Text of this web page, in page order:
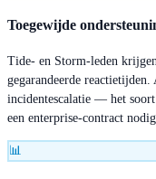
Toegewijde
Tide- en Storm-leden
gegarandeerde
incidentescalatie — het
een enterprise-contract nodig
📊